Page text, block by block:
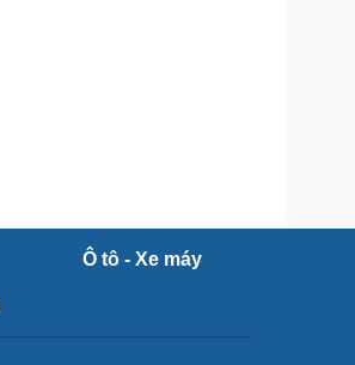
Ô tô - Xe máy